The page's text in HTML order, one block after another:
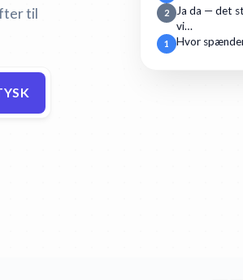
til
2
Ja da — det
vi…
1 Hvor